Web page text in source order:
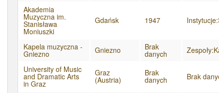
Akademia
Muzyczna im.
Stanisława
Moniuszki
Gdańsk 1947
Kapela muzyczna -
Gniezno Gniezno Brak
danych
University of Music
and Dramatic Arts
in Graz
Graz
(Austria)
Brak
danych Brak